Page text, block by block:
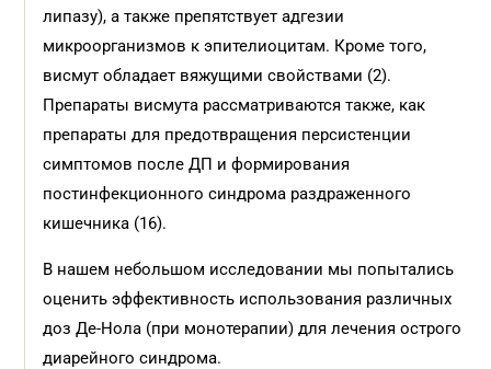
липазу), а также препятствует адгезии
микроорганизмов к эпителиоцитам. Кроме того,
висмут обладает вяжущими свойствами (2).
Препараты висмута рассматриваются также, как
препараты для предотвращения персистенции
симптомов после ДП и формирования
постинфекционного синдрома раздраженного
кишечника (16).
В нашем небольшом исследовании мы попытались
оценить эффективность использования различных
доз Де-Нола (при монотерапии) для лечения острого
диарейного синдрома.